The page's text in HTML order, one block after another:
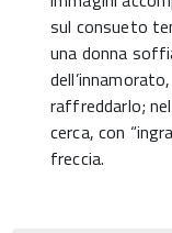
sul consueto
una donna
raffreddarlo;
cerca, con
freccia.